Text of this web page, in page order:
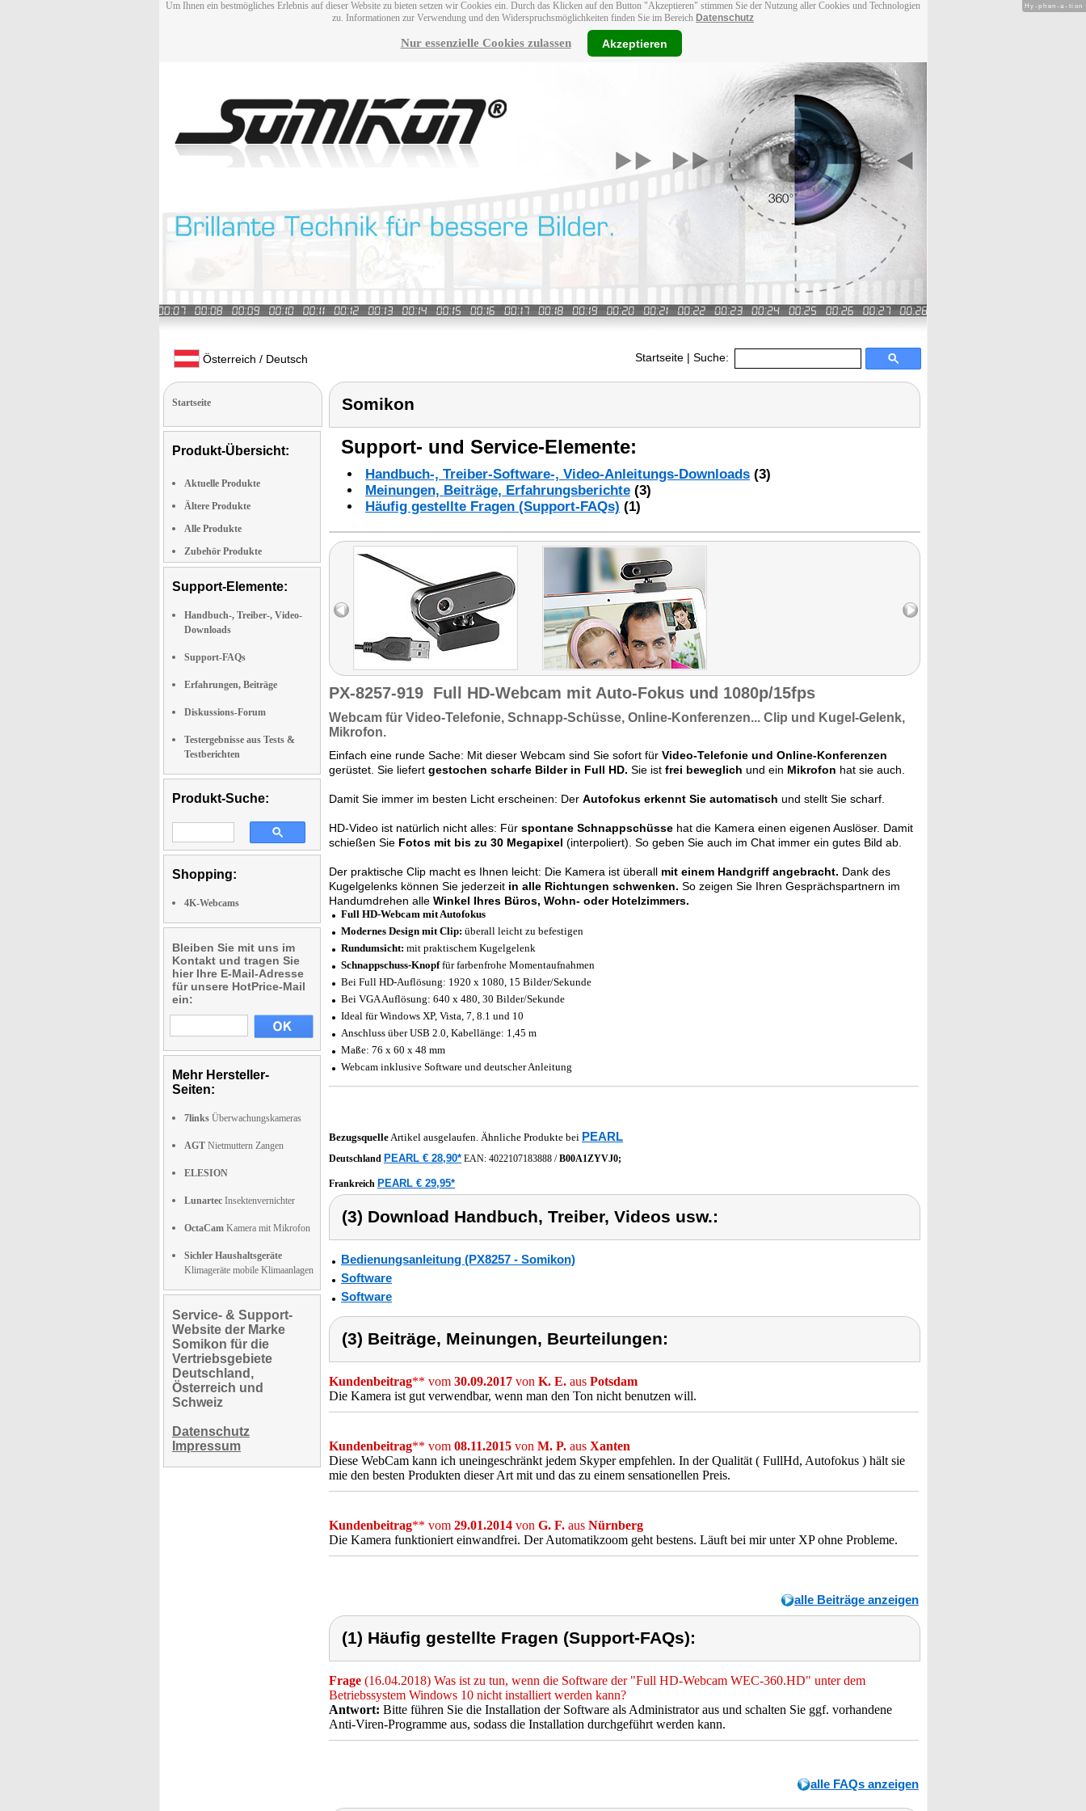
Um Ihnen ein bestmögliches Erlebnis auf dieser Website zu bieten setzen wir Cookies ein. Durch das Klicken auf den Button "Akzeptieren" stimmen Sie der Nutzung aller Cookies und Technologien
zu. Informationen zur Verwendung und den Widerspruchsmöglichkeiten finden Sie im Bereich Datenschutz
Nur essenzielle Cookies zulassen Akzeptieren
Österreich / Deutsch Startseite | Suche:
Startseite
Produkt-Übersicht:
Aktuelle Produkte
Ältere Produkte
Alle Produkte
Zubehör Produkte
Support-Elemente:
Handbuch-, Treiber-, Video-
Downloads
Support-FAQs
Erfahrungen, Beiträge
Diskussions-Forum
Testergebnisse aus Tests &
Testberichten
Produkt-Suche:
Shopping:
4K-Webcams
Bleiben Sie mit uns im
Kontakt und tragen Sie
hier Ihre E-Mail-Adresse
für unsere HotPrice-Mail
ein:
Mehr Hersteller-
Seiten:
7links Überwachungskameras
AGT Nietmuttern Zangen
ELESION
Lunartec Insektenvernichter
OctaCam Kamera mit Mikrofon
Sichler Haushaltsgeräte
Klimageräte mobile Klimaanlagen
Service- & Support-
Website der Marke
Somikon für die
Vertriebsgebiete
Deutschland,
Österreich und
Schweiz
Datenschutz
Impressum
Somikon
Support- und Service-Elemente:
Handbuch-, Treiber-Software-, Video-Anleitungs-Downloads (3)
Meinungen, Beiträge, Erfahrungsberichte (3)
Häufig gestellte Fragen (Support-FAQs) (1)
PX-8257-919 Full HD-Webcam mit Auto-Fokus und 1080p/15fps
Webcam für Video-Telefonie, Schnapp-Schüsse, Online-Konferenzen... Clip und Kugel-Gelenk,
Mikrofon.
Einfach eine runde Sache: Mit dieser Webcam sind Sie sofort für Video-Telefonie und Online-Konferenzen
gerüstet. Sie liefert gestochen scharfe Bilder in Full HD. Sie ist frei beweglich und ein Mikrofon hat sie auch.
Damit Sie immer im besten Licht erscheinen: Der Autofokus erkennt Sie automatisch und stellt Sie scharf.
HD-Video ist natürlich nicht alles: Für spontane Schnappschüsse hat die Kamera einen eigenen Auslöser. Damit
schießen Sie Fotos mit bis zu 30 Megapixel (interpoliert). So geben Sie auch im Chat immer ein gutes Bild ab.
Der praktische Clip macht es Ihnen leicht: Die Kamera ist überall mit einem Handgriff angebracht. Dank des
Kugelgelenks können Sie jederzeit in alle Richtungen schwenken. So zeigen Sie Ihren Gesprächspartnern im
Handumdrehen alle Winkel Ihres Büros, Wohn- oder Hotelzimmers.
Full HD-Webcam mit Autofokus
Modernes Design mit Clip: überall leicht zu befestigen
Rundumsicht: mit praktischem Kugelgelenk
Schnappschuss-Knopffür farbenfrohe Momentaufnahmen
Bei Full HD-Auflösung: 1920 x 1080, 15 Bilder/Sekunde
Bei VGA Auflösung: 640 x 480, 30 Bilder/Sekunde
Ideal für Windows XP, Vista, 7, 8.1 und 10
Anschluss über USB 2.0, Kabellänge: 1,45 m
Maße: 76 x 60 x 48 mm
Webcam inklusive Software und deutscher Anleitung
BezugsquelleArtikel ausgelaufen. Ähnliche Produkte bei PEARL
Deutschland PEARL € 28,90* EAN: 4022107183888 /B00A1ZYVJ0;
Frankreich PEARL € 29,95*
(3) Download Handbuch, Treiber, Videos usw.:
Bedienungsanleitung (PX8257 - Somikon)
Software
Software
(3) Beiträge, Meinungen, Beurteilungen:
Kundenbeitrag** vom 30.09.2017 von K. E. aus Potsdam
Die Kamera ist gut verwendbar, wenn man den Ton nicht benutzen will.
Kundenbeitrag** vom 08.11.2015 von M. P. aus Xanten
Diese WebCam kann ich uneingeschränkt jedem Skyper empfehlen. In der Qualität ( FullHd, Autofokus ) hält sie
mie den besten Produkten dieser Art mit und das zu einem sensationellen Preis.
Kundenbeitrag** vom 29.01.2014 von G. F. aus Nürnberg
Die Kamera funktioniert einwandfrei. Der Automatikzoom geht bestens. Läuft bei mir unter XP ohne Probleme.
alle Beiträge anzeigen
(1) Häufig gestellte Fragen (Support-FAQs):
Frage (16.04.2018) Was ist zu tun, wenn die Software der "Full HD-Webcam WEC-360.HD" unter dem
Betriebssystem Windows 10 nicht installiert werden kann?
Antwort: Bitte führen Sie die Installation der Software als Administrator aus und schalten Sie ggf. vorhandene
Anti-Viren-Programme aus, sodass die Installation durchgeführt werden kann.
alle FAQs anzeigen
Hy-phen-a-tion